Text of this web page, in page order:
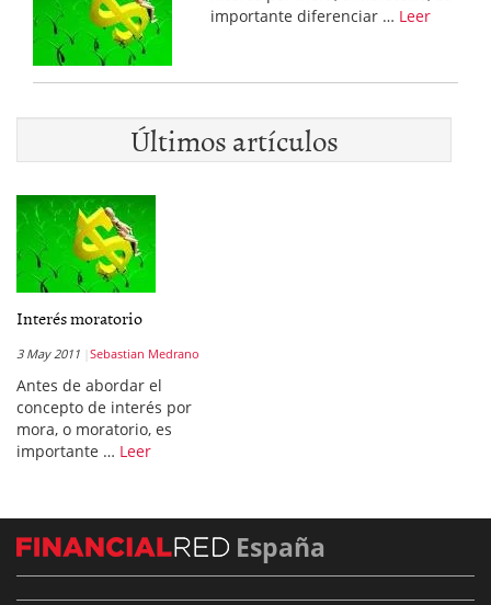
importante diferenciar … Leer
Últimos artículos
Interés moratorio
3 May 2011 Sebastian Medrano
Antes de abordar el
concepto de interés por
mora, o moratorio, es
importante … Leer
España